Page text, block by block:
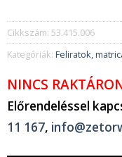
Cikkszám: 53.415.006
Kategóriák: Feliratok,
NINCS
Előrendeléssel
11 167,